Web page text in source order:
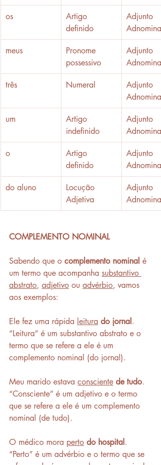
​os
​Artigo
definido
Adjunto
Adnominal
​meus
Pronome
possessivo
Adjunto
Adnominal
três ​Numeral
Adjunto
Adnominal
​um
​Artigo
indefinido
Adjunto
Adnominal
o
Artigo
definido
Adjunto
Adnominal
​do aluno
​Locução
Adjetiva
Adjunto
Adnominal
COMPLEMENTO NOMINAL
Sabendo que o complemento nominal é
um termo que acompanha substantivo
abstrato, adjetivo ou advérbio, vamos
aos exemplos:
Ele fez uma rápida leitura do jornal.
“Leitura” é um substantivo abstrato e o
termo que se refere a ele é um
complemento nominal (do jornal).
Meu marido estava consciente de tudo.
“Consciente” é um adjetivo e o termo
que se refere a ele é um complemento
nominal (de tudo).
O médico mora perto do hospital.
“Perto” é um advérbio e o termo que se